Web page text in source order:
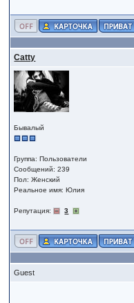
Catty
Бывалый
Группа: Пользователи
Сообщений: 239
Пол: Женский
Реальное имя: Юлия
Репутация: 3
Guest